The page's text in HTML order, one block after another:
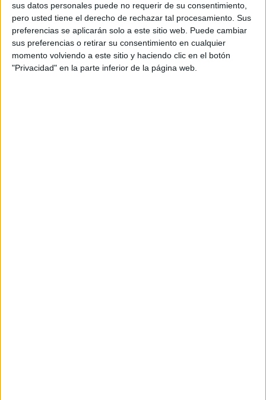
sus datos personales puede no requerir de su consentimiento,
pero usted tiene el derecho de rechazar tal procesamiento. Sus
preferencias se aplicarán solo a este sitio web. Puede cambiar
sus preferencias o retirar su consentimiento en cualquier
momento volviendo a este sitio y haciendo clic en el botón
"Privacidad" en la parte inferior de la página web.
12. MALDIVAS
13. MOOREA, POLINESIA FRANCESA